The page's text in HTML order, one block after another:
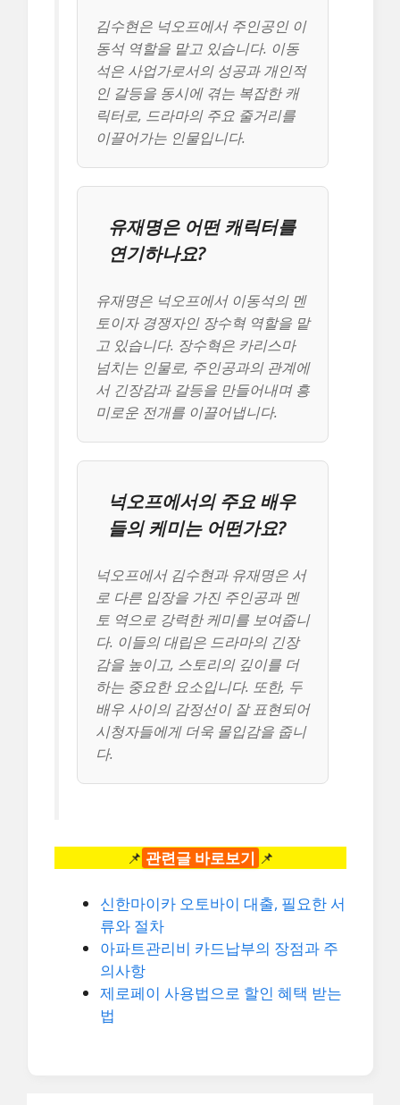
김수현은 넉오프에서 주인공인 이
동석 역할을 맡고 있습니다. 이동
석은 사업가로서의 성공과 개인적
인 갈등을 동시에 겪는 복잡한 캐
릭터로, 드라마의 주요 줄거리를
이끌어가는 인물입니다.
유재명은 어떤 캐릭터를
연기하나요?
유재명은 넉오프에서 이동석의 멘
토이자 경쟁자인 장수혁 역할을 맡
고 있습니다. 장수혁은 카리스마
넘치는 인물로, 주인공과의 관계에
서 긴장감과 갈등을 만들어내며 흥
미로운 전개를 이끌어냅니다.
넉오프에서의 주요 배우
들의 케미는 어떤가요?
넉오프에서 김수현과 유재명은 서
로 다른 입장을 가진 주인공과 멘
토 역으로 강력한 케미를 보여줍니
다. 이들의 대립은 드라마의 긴장
감을 높이고, 스토리의 깊이를 더
하는 중요한 요소입니다. 또한, 두
배우 사이의 감정선이 잘 표현되어
시청자들에게 더욱 몰입감을 줍니
다.
📌 관련글 바로보기 📌
신한마이카 오토바이 대출, 필요한 서
류와 절차
아파트관리비 카드납부의 장점과 주
의사항
제로페이 사용법으로 할인 혜택 받는
법